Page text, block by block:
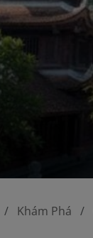
Khám Phá